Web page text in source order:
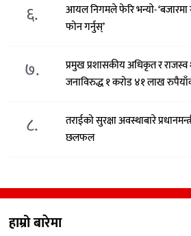
६.
आयल निगमले फेरि भन्याे-
फोन गर्नुस्’
७.
प्रमुख प्रशासकीय अधिकृत र
जनाविरुद्ध १ करोड ४१ लाख रुपैयाँको
८.
तराईको सुरक्षा अवस्थाबारे
छलफल
हाम्रो बारेमा